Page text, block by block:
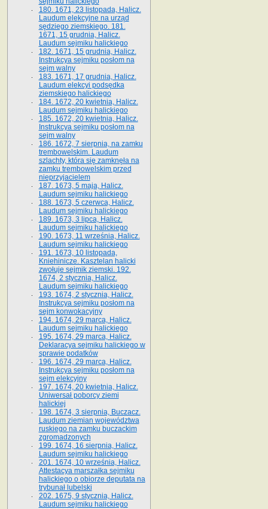
180. 1671, 23 listopada, Halicz.
Laudum elekcyjne na urząd
sędziego ziemskiego. 181.
1671, 15 grudnia, Halicz.
Laudum sejmiku halickiego
182. 1671, 15 grudnia, Halicz.
Instrukcya sejmiku posłom na
sejm walny
183. 1671, 17 grudnia, Halicz.
Laudum elekcyi podsędka
ziemskiego halickiego
184. 1672, 20 kwietnia, Halicz.
Laudum sejmiku halickiego
185. 1672, 20 kwietnia, Halicz.
Instrukcya sejmiku posłom na
sejm walny
186. 1672, 7 sierpnia, na zamku
trembowelskim. Laudum
szlachty, która się zamknęła na
zamku trembowelskim przed
nieprzyjacielem
187. 1673, 5 maja, Halicz.
Laudum sejmiku halickiego
188. 1673, 5 czerwca, Halicz.
Laudum sejmiku halickiego
189. 1673, 3 lipca, Halicz.
Laudum sejmiku halickiego
190. 1673, 11 września, Halicz.
Laudum sejmiku halickiego
191. 1673, 10 listopada,
Kniehinicze. Kasztelan halicki
zwołuje sejmik ziemski. 192.
1674, 2 stycznia, Halicz.
Laudum sejmiku halickiego
193. 1674, 2 stycznia, Halicz.
Instrukcya sejmiku posłom na
sejm konwokacyjny
194. 1674, 29 marca, Halicz.
Laudum sejmiku halickiego
195. 1674, 29 marca, Halicz.
Deklaracya sejmiku halickiego w
sprawie podatków
196. 1674, 29 marca, Halicz.
Instrukcya sejmiku posłom na
sejm elekcyjny
197. 1674, 20 kwietnia, Halicz.
Uniwersał poborcy ziemi
halickiej
198. 1674, 3 sierpnia, Buczacz.
Laudum ziemian województwa
ruskiego na zamku buczackim
zgromadzonych
199. 1674, 16 sierpnia, Halicz.
Laudum sejmiku halickiego
201. 1674, 10 września, Halicz.
Attestacya marszałka sejmiku
halickiego o obiorze deputata na
trybunał lubelski
202. 1675, 9 stycznia, Halicz.
Laudum sejmiku halickiego